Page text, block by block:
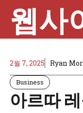
content
웹사
2월 7, 2025 Ryan
Business
아르따